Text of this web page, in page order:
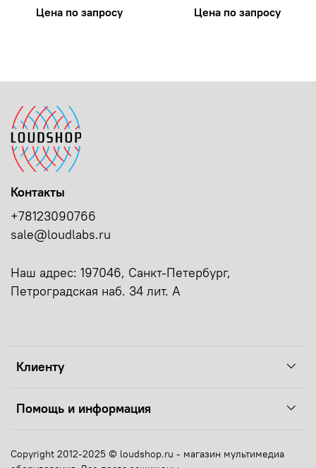
Цена по запросу Цена по запросу
Клиенту
Помощь и информация
Контакты
+78123090766
sale@loudlabs.ru
Наш адрес: 197046, Санкт-Петербург,
Петроградская наб. 34 лит. А
Copyright 2012-2025 © loudshop.ru - магазин мультимедиа